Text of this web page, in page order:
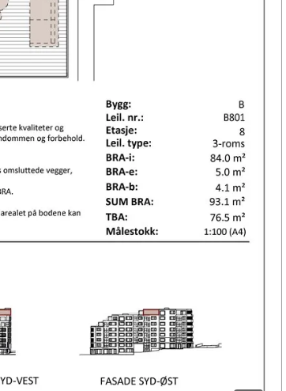
Gå til prosjektannonsen
onsdag, 12. august